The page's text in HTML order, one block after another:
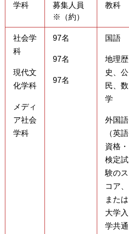
学科
募集人員
※（約）
教科
社会学
科
現代文
化学科
メディ
ア社会
学科
97名
97名
97名
国語
地理歴
史、公
民、数
学
外国語
（英語
資格・
検定試
験のス
コア、
または
大学入
学共通